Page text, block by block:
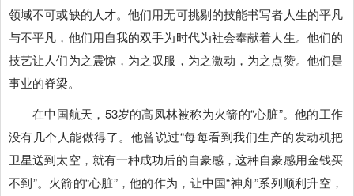
领域不可或缺的人才。他们用无可挑剔的技能书写者人生的平凡
与不平凡，他们用自我的双手为时代为社会奉献着人生。他们的
技艺让人们为之震惊，为之叹服，为之激动，为之点赞。他们是
事业的脊梁。
在中国航天，53岁的高凤林被称为火箭的“心脏”。他的工作
没有几个人能做得了。他曾说过“每每看到我们生产的发动机把
卫星送到太空，就有一种成功后的自豪感，这种自豪感用金钱买
不到”。火箭的“心脏”，他的作为，让中国“神舟”系列顺利升空，